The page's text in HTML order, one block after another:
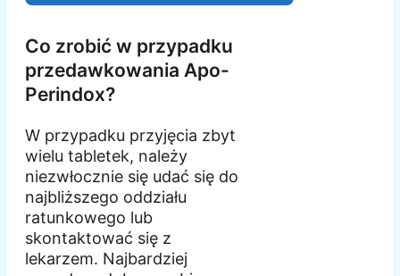
Co zrobić w przypadku
przedawkowania Apo-
Perindox?
W przypadku przyjęcia zbyt
wielu tabletek, należy
niezwłocznie się udać się do
najbliższego oddziału
ratunkowego lub
skontaktować się z
lekarzem. Najbardziej